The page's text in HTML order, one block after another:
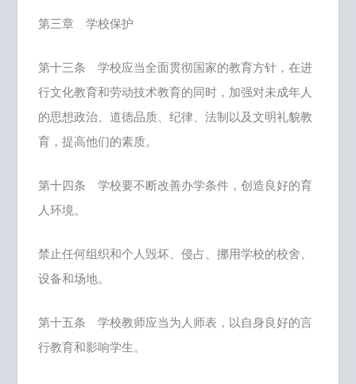
第三章 学校保护
第十三条 学校应当全面贯彻国家的教育方针，在进
行文化教育和劳动技术教育的同时，加强对未成年人
的思想政治、道德品质、纪律、法制以及文明礼貌教
育，提高他们的素质。
第十四条 学校要不断改善办学条件，创造良好的育
人环境。
禁止任何组织和个人毁坏、侵占、挪用学校的校舍、
设备和场地。
第十五条 学校教师应当为人师表，以自身良好的言
行教育和影响学生。